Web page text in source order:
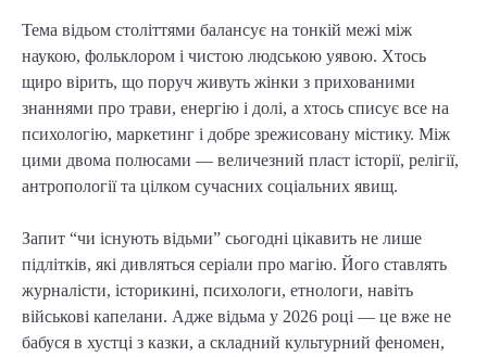
Тема відьом століттями балансує на тонкій межі між
наукою, фольклором і чистою людською уявою. Хтось
щиро вірить, що поруч живуть жінки з прихованими
знаннями про трави, енергію і долі, а хтось списує все на
психологію, маркетинг і добре зрежисовану містику. Між
цими двома полюсами — величезний пласт історії, релігії,
антропології та цілком сучасних соціальних явищ.
Запит “чи існують відьми” сьогодні цікавить не лише
підлітків, які дивляться серіали про магію. Його ставлять
журналісти, історикині, психологи, етнологи, навіть
військові капелани. Адже відьма у 2026 році — це вже не
бабуся в хустці з казки, а складний культурний феномен,